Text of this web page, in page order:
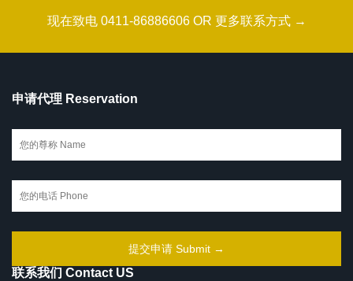
现在致电 0411-86886606 OR 更多联系方式 →
申请代理 Reservation
联系我们 Contact US